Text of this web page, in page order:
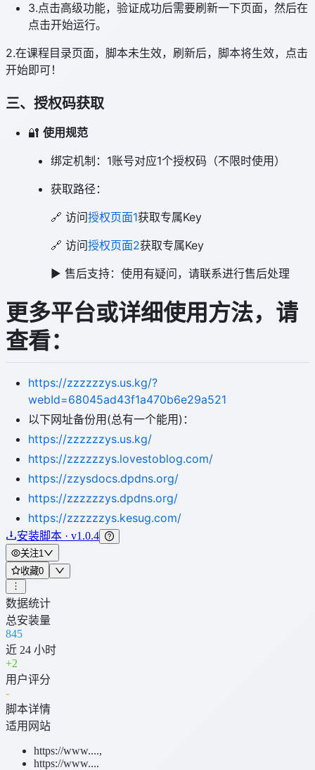
3.点击高级功能，验证成功后需要刷新一下页面，然后在
点击开始运行。
2.在课程目录页面，脚本未生效，刷新后，脚本将生效，点击
开始即可！
三、授权码获取
🔐 使用规范
绑定机制：1账号对应1个授权码（不限时使用）
获取路径：
🔗 访问授权页面1获取专属Key
🔗 访问授权页面2获取专属Key
▶️ 售后支持：使用有疑问，请联系进行售后处理
更多平台或详细使用方法，请
查看：
https://zzzzzzys.us.kg/?
webId=68045ad43f1a470b6e29a521
以下网址备份用(总有一个能用)：
https://zzzzzzys.us.kg/
https://zzzzzzys.lovestoblog.com/
https://zzysdocs.dpdns.org/
https://zzzzzzys.dpdns.org/
https://zzzzzzys.kesug.com/
安装脚本 · v1.0.4
关注1
收藏0
数据统计
总安装量
845
近 24 小时
+2
用户评分
-
脚本详情
适用网站
https://www....,
https://www....